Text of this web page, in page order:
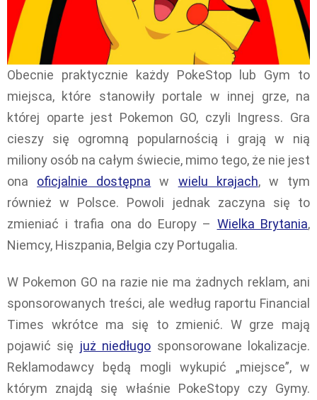
Obecnie praktycznie każdy PokeStop lub Gym to
miejsca, które stanowiły portale w innej grze, na
której oparte jest Pokemon GO, czyli Ingress. Gra
cieszy się ogromną popularnością i grają w nią
miliony osób na całym świecie, mimo tego, że nie jest
ona oficjalnie dostępna w wielu krajach, w tym
również w Polsce. Powoli jednak zaczyna się to
zmieniać i trafia ona do Europy – Wielka Brytania,
Niemcy, Hiszpania, Belgia czy Portugalia.
W Pokemon GO na razie nie ma żadnych reklam, ani
sponsorowanych treści, ale według raportu Financial
Times wkrótce ma się to zmienić. W grze mają
pojawić się już niedługo sponsorowane lokalizacje.
Reklamodawcy będą mogli wykupić „miejsce”, w
którym znajdą się właśnie PokeStopy czy Gymy.